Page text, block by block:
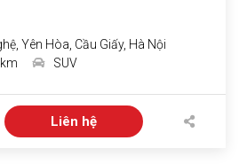
Yên Hòa, Cầu Giấy, Hà Nội
SUV
Liên hệ